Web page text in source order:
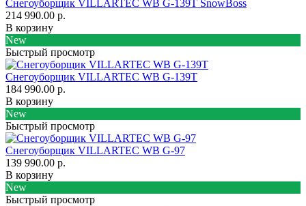
Снегоуборщик VILLARTEC WB G-139T SnowBoss
214 990.00 р.
В корзину
New
Быстрый просмотр
Снегоуборщик VILLARTEC WB G-139T
184 990.00 р.
В корзину
New
Быстрый просмотр
Снегоуборщик VILLARTEC WB G-97
139 990.00 р.
В корзину
New
Быстрый просмотр